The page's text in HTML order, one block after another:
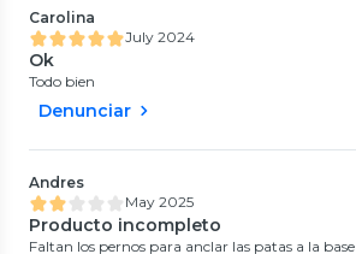
Carolina
July 2024
Ok
Todo bien
Denunciar
Andres
May 2025
Producto incompleto
Faltan los pernos para anclar las patas a la base